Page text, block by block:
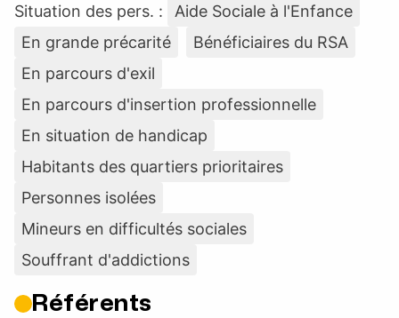
Situation des pers. :
Aide Sociale à l'Enfance
En grande précarité
Bénéficiaires du RSA
En parcours d'exil
En parcours d'insertion professionnelle
En situation de handicap
Habitants des quartiers prioritaires
Personnes isolées
Mineurs en difficultés sociales
Souffrant d'addictions
Référents